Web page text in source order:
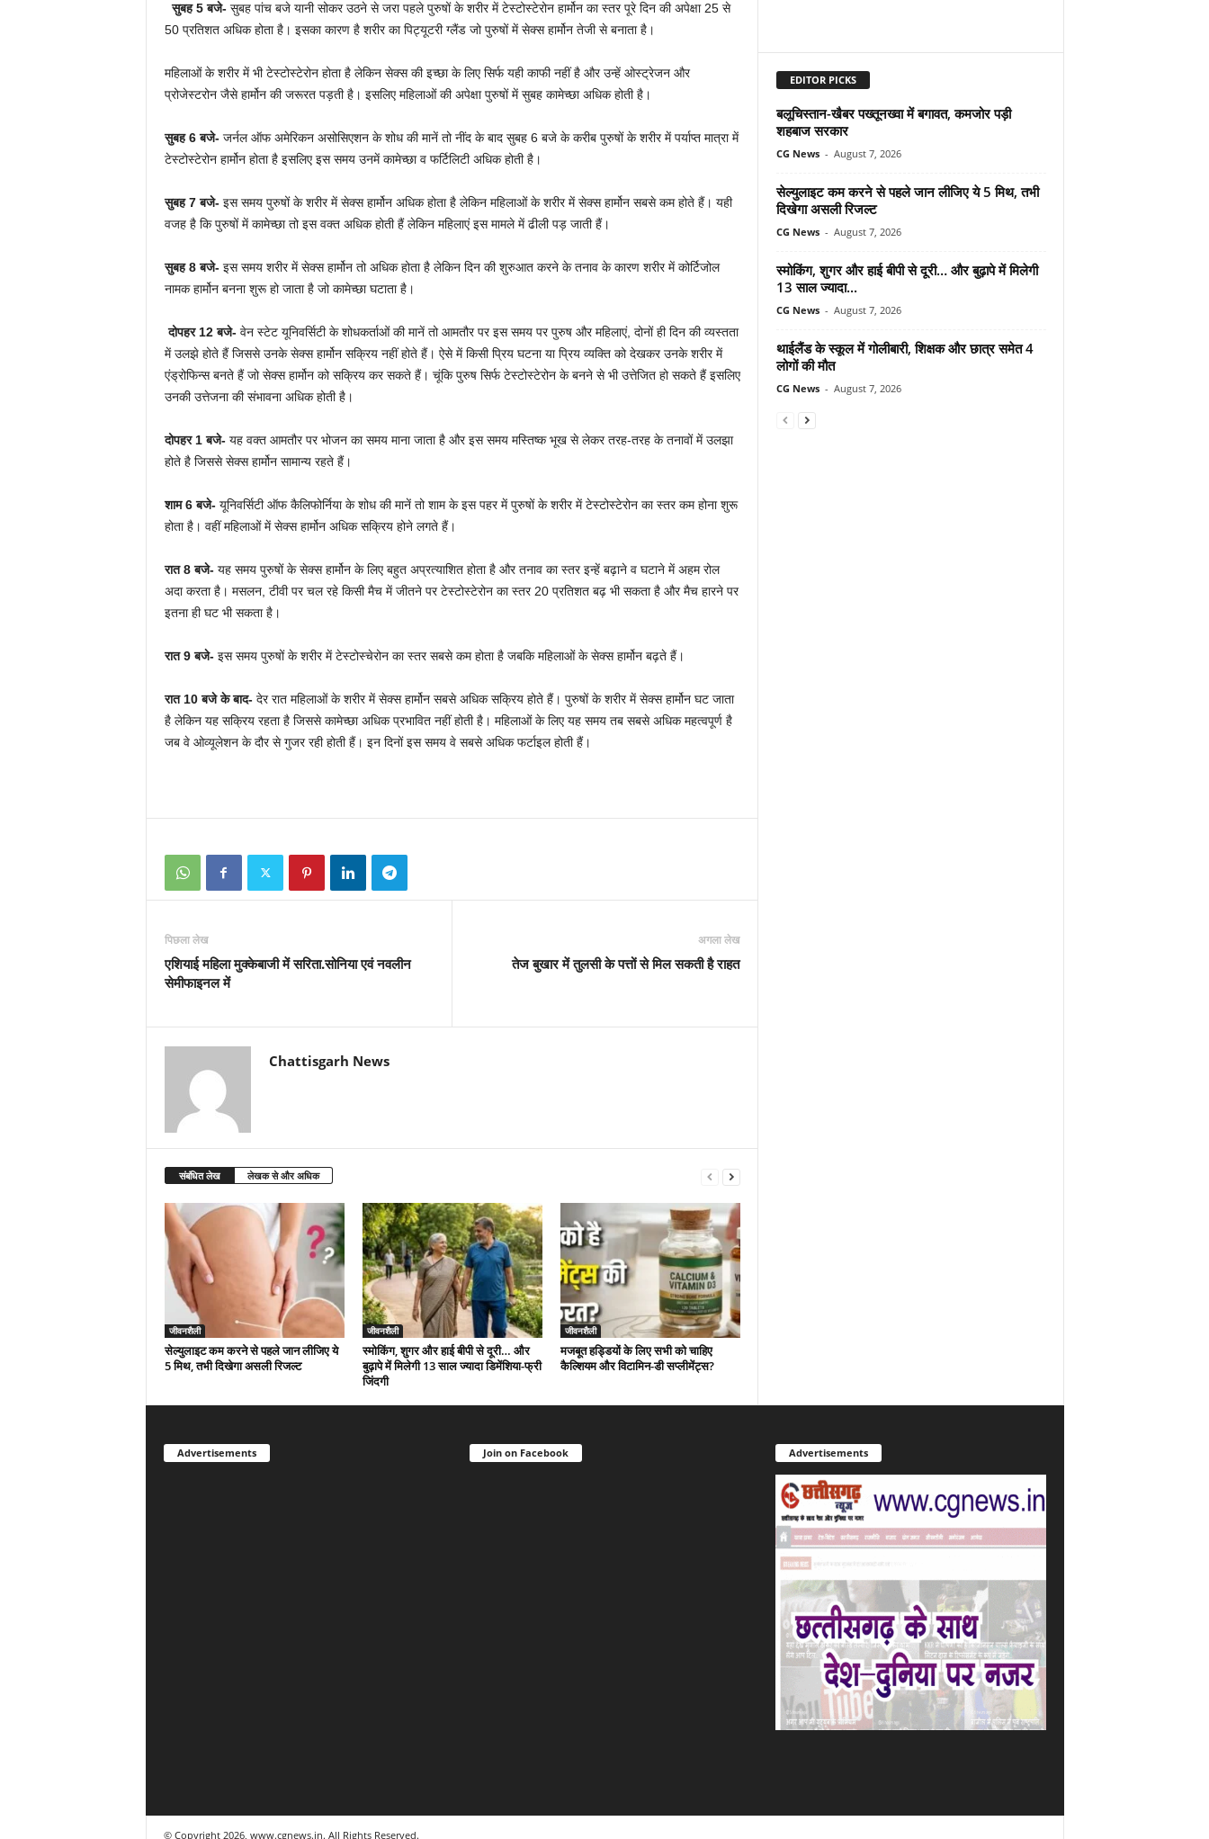
सुबह5बजे-सुबह पांच बजे यानी सोकर उठने से जरा पहले पुरुषों के शरीर में टेस्टोस्टेरोन हार्मोन का स्तर पूरे दिन की अपेक्षा 25 से
50 प्रतिशत अधिक होता है। इसका कारण है शरीर का पिट्यूटरी ग्लैंड जो पुरुषों में सेक्स हार्मोन तेजी से बनाता है।
महिलाओं के शरीर में भी टेस्टोस्टेरोन होता है लेकिन सेक्स की इच्छा के लिए सिर्फ यही काफी नहीं है और उन्हें ओस्ट्रेजन और
प्रोजेस्टरोन जैसे हार्मोन की जरूरत पड़ती है। इसलिए महिलाओं की अपेक्षा पुरुषों में सुबह कामेच्छा अधिक होती है।
सुबह6बजे-जर्नल ऑफ अमेरिकन असोसिएशन के शोध की मानें तो नींद के बाद सुबह 6 बजे के करीब पुरुषों के शरीर में पर्याप्त मात्रा में
टेस्टोस्टेरोन हार्मोन होता है इसलिए इस समय उनमें कामेच्छा व फर्टिलिटी अधिक होती है।
सुबह7बजे- इस समय पुरुषों के शरीर में सेक्स हार्मोन अधिक होता है लेकिन महिलाओं के शरीर में सेक्स हार्मोन सबसे कम होते हैं। यही
वजह है कि पुरुषों में कामेच्छा तो इस वक्त अधिक होती हैं लेकिन महिलाएं इस मामले में ढीली पड़ जाती हैं।
सुबह8बजे-इस समय शरीर में सेक्स हार्मोन तो अधिक होता है लेकिन दिन की शुरुआत करने के तनाव के कारण शरीर में कोर्टिजोल
नामक हार्मोन बनना शुरू हो जाता है जो कामेच्छा घटाता है।
दोपहर 12बजे-वेन स्टेट यूनिवर्सिटी के शोधकर्ताओं की मानें तो आमतौर पर इस समय पर पुरुष और महिलाएं, दोनों ही दिन की व्यस्तता
में उलझे होते हैं जिससे उनके सेक्स हार्मोन सक्रिय नहीं होते हैं। ऐसे में किसी प्रिय घटना या प्रिय व्यक्ति को देखकर उनके शरीर में
एंड्रोफिन्स बनते हैं जो सेक्स हार्मोन को सक्रिय कर सकते हैं। चूंकि पुरुष सिर्फ टेस्टोस्टेरोन के बनने से भी उत्तेजित हो सकते हैं इसलिए
उनकी उत्तेजना की संभावना अधिक होती है।
दोपहर 1बजे-यह वक्त आमतौर पर भोजन का समय माना जाता है और इस समय म‌स्तिष्क भूख से लेकर तरह-तरह के तनावों में उलझा
होते है जिससे सेक्स हार्मोन सामान्य रहते हैं।
शाम6बजे-यूनिवर्सिटी ऑफ कैलिफोर्निया के शोध की मानें तो शाम के इस पहर में पुरुषों के शरीर में टेस्टोस्टेरोन का स्तर कम होना शुरू
होता है। वहीं महिलाओं में सेक्स हार्मोन अधिक सक्रिय होने लगते हैं।
रात8बजे-यह समय पुरुषों के सेक्स हार्मोन के लिए बहुत अप्रत्याशित होता है और तनाव का स्तर इन्हें बढ़ाने व घटाने में अहम रोल
अदा करता है। मसलन, टीवी पर चल रहे किसी मैच में जीतने पर टेस्टोस्टेरोन का स्तर 20 प्रतिशत बढ़ भी सकता है और मैच हारने पर
इतना ही घट भी सकता है।
रात9बजे-इस समय पुरुषों के शरीर में टेस्टोस्चेरोन का स्तर सबसे कम होता है जबकि महिलाओं के सेक्स हार्मोन बढ़ते हैं।
रात 10बजे के बाद-देर रात महिलाओं के शरीर में सेक्स हार्मोन सबसे अधिक सक्रिय होते हैं। पुरुषों के शरीर में सेक्स हार्मोन घट जाता
है लेकिन यह सक्रिय रहता है जिससे कामेच्छा अधिक प्रभावित नहीं होती है। महिलाओं के लिए यह समय तब सबसे अधिक महत्वपूर्ण है
जब वे ओव्यूलेशन के दौर से गुजर रही होती हैं। इन दिनों इस समय वे सबसे अधिक फर्टाइल होती हैं।
पिछला लेख
एशियाई महिला मुक्केबाजी में सरिता.सोनिया एवं नवलीन
सेमीफाइनल में
अगला लेख
तेज बुखार में तुलसी के पत्तों से मिल सकती है राहत
Chattisgarh News
संबंधित लेख लेखक से और अधिक
जीवनशैली
सेल्युलाइट कम करने से पहले जान लीजिए ये
5 मिथ, तभी दिखेगा असली रिजल्ट
जीवनशैली
स्मोकिंग, शुगर और हाई बीपी से दूरी… और
बुढ़ापे में मिलेगी 13 साल ज्यादा डिमेंशिया-फ्री
जिंदगी
जीवनशैली
मजबूत हड्डियों के लिए सभी को चाहिए
कैल्शियम और विटामिन-डी सप्लीमेंट्स?
EDITOR PICKS
बलूचिस्तान-खैबर पख्तूनख्वा में बगावत, कमजोर पड़ी
शहबाज सरकार
CG News - August 7, 2026
सेल्युलाइट कम करने से पहले जान लीजिए ये 5 मिथ, तभी
दिखेगा असली रिजल्ट
CG News - August 7, 2026
स्मोकिंग, शुगर और हाई बीपी से दूरी… और बुढ़ापे में मिलेगी
13 साल ज्यादा...
CG News - August 7, 2026
थाईलैंड के स्कूल में गोलीबारी, शिक्षक और छात्र समेत 4
लोगों की मौत
CG News - August 7, 2026
Advertisements Join on Facebook Advertisements
© Copyright 2026, www.cgnews.in. All Rights Reserved.